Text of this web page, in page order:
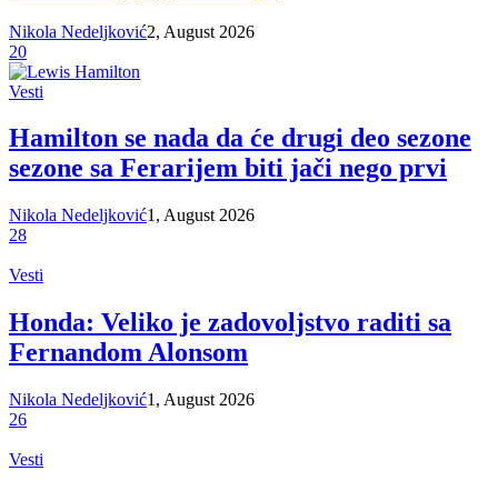
Nikola Nedeljković2, August 2026
20
Vesti
Hamilton se nada da će drugi deo sezone
sezone sa Ferarijem biti jači nego prvi
Nikola Nedeljković1, August 2026
28
Vesti
Honda: Veliko je zadovoljstvo raditi sa
Fernandom Alonsom
Nikola Nedeljković1, August 2026
26
Vesti